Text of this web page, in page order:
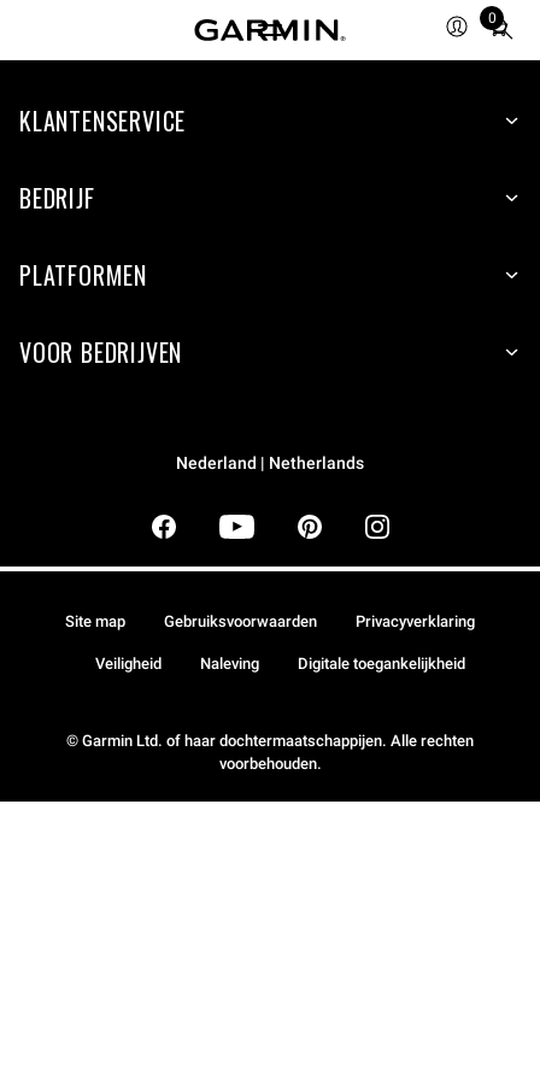
0
Total
items
cart:
KLANTENSERVICE
BEDRIJF
PLATFORMEN
VOOR BEDRIJVEN
Nederland | Netherlands
© Garmin Ltd. of haar dochtermaatschappijen. Alle rechten
voorbehouden.
Site map Gebruiksvoorwaarden Privacyverklaring
Veiligheid Naleving Digitale toegankelijkheid